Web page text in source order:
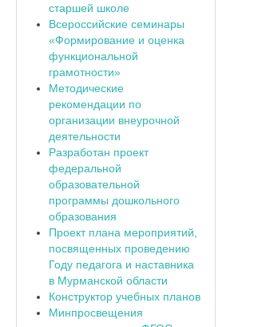
старшей школе
Всероссийские семинары
«Формирование и оценка
функциональной
грамотности»
Методические
рекомендации по
организации внеурочной
деятельности
Разработан проект
федеральной
образовательной
программы дошкольного
образования
Проект плана мероприятий,
посвященных проведению
Году педагога и наставника
в Мурманской области
Конструктор учебных планов
Минпросвещения